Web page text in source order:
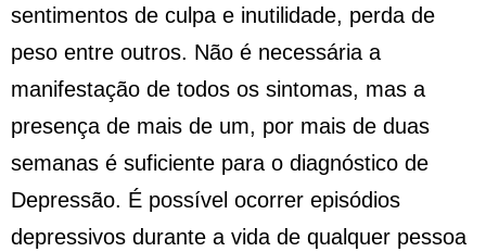
sentimentos de culpa e inutilidade, perda de
peso entre outros. Não é necessária a
manifestação de todos os sintomas, mas a
presença de mais de um, por mais de duas
semanas é suficiente para o diagnóstico de
Depressão. É possível ocorrer episódios
depressivos durante a vida de qualquer pessoa